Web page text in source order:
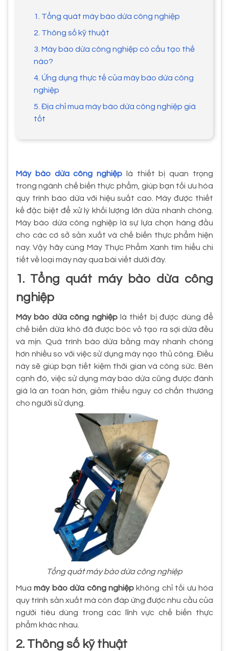
1. Tổng quát máy bào dừa công nghiệp
2. Thông số kỹ thuật
3. Máy bào dừa công nghiệp có cấu tạo thế
nào?
4. Ứng dụng thực tế của máy bào dừa công
nghiệp
5. Địa chỉ mua máy bào dừa công nghiệp giá
tốt
Máy bào dừa công nghiệp là thiết bị quan trọng
trong ngành chế biến thực phẩm, giúp bạn tối ưu hóa
quy trình bào dừa với hiệu suất cao. Máy được thiết
kế đặc biệt để xử lý khối lượng lớn dừa nhanh chóng.
Máy bào dừa công nghiệp là sự lựa chọn hàng đầu
cho các cơ sở sản xuất và chế biến thực phẩm hiện
nay. Vậy hãy cùng Máy Thực Phẩm Xanh tìm hiểu chi
tiết về loại máy này qua bài viết dưới đây.
1. Tổng quát máy bào dừa công
nghiệp
Máy bào dừa công nghiệplà thiết bị được dùng để
chế biến dừa khô đã được bóc vỏ tạo ra sợi dừa đều
và mịn. Quá trình bào dừa bằng máy nhanh chóng
hơn nhiều so với việc sử dụng máy nạo thủ công. Điều
này sẽ giúp bạn tiết kiệm thời gian và công sức. Bên
cạnh đó, việc sử dụng máy bào dừa cũng được đánh
giá là an toàn hơn, giảm thiểu nguy cơ chấn thương
cho người sử dụng.
Tổng quát máy bào dừa công nghiệp
Muamáy bào dừa công nghiệp không chỉ tối ưu hóa
quy trình sản xuất mà còn đáp ứng được nhu cầu của
người tiêu dùng trong các lĩnh vực chế biến thực
phẩm khác nhau.
2. Thông số kỹ thuật